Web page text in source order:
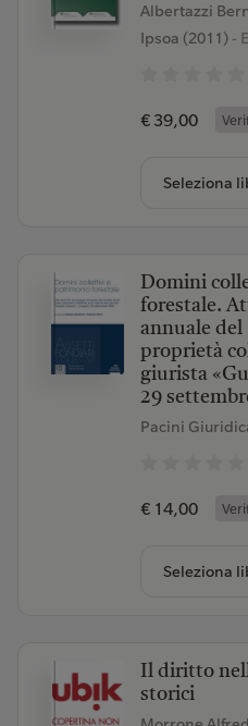
Albertazzi
Ipsoa (2011)-
€ 39,00
Seleziona
Domini
forestale.
annuale
proprietà
giurista
29
Pacini
€ 14,00
Seleziona
Il diritto
storici